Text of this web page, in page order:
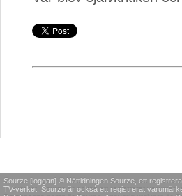
Sourze [loggan] © Nättidningen Sourze, ett
TV-verket. Sourze är också ett registrerat